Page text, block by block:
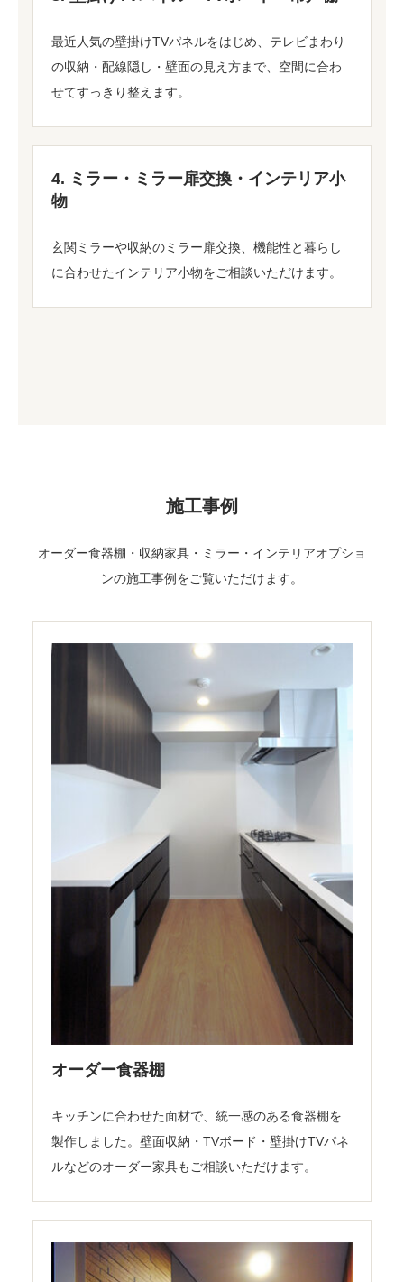
最近人気の壁掛けTVパネルをはじめ、テレビまわり
の収納・配線隠し・壁面の見え方まで、空間に合わ
せてすっきり整えます。
4. ミラー・ミラー扉交換・インテリア小
物
玄関ミラーや収納のミラー扉交換、機能性と暮らし
に合わせたインテリア小物をご相談いただけます。
施工事例
オーダー食器棚・収納家具・ミラー・インテリアオプショ
ンの施工事例をご覧いただけます。
オーダー食器棚
キッチンに合わせた面材で、統一感のある食器棚を
製作しました。壁面収納・TVボード・壁掛けTVパネ
ルなどのオーダー家具もご相談いただけます。